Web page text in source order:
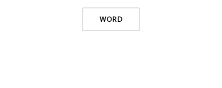
WORD